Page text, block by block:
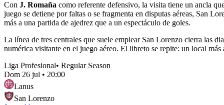
Con J. Romaña como referente defensivo, la visita tiene un ancla
juego se detiene por faltas o se fragmenta en disputas aéreas, San
más a una partida de ajedrez que a un espectáculo de goles.
La línea de tres centrales que suele emplear San Lorenzo cierra las
numérica visitante en el juego aéreo. El libreto se repite: un local más
Liga Profesional• Regular Season
Dom 26 jul • 20:00
Lanus
San Lorenzo